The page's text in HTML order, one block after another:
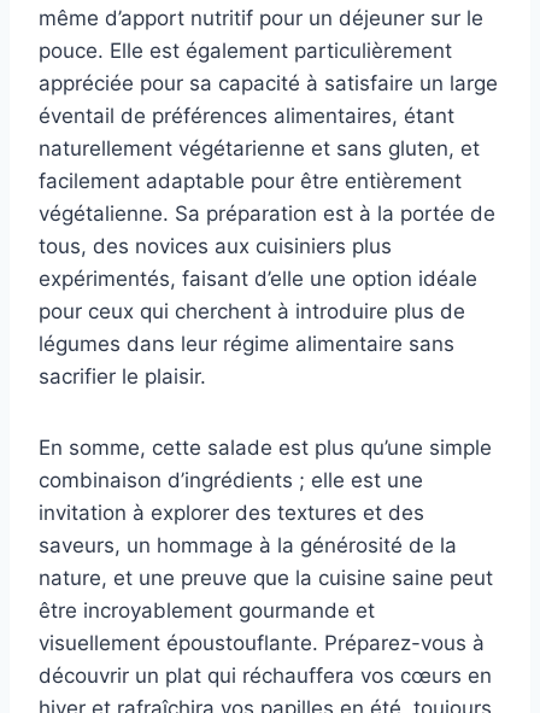
même d’apport nutritif pour un déjeuner sur le
pouce. Elle est également particulièrement
appréciée pour sa capacité à satisfaire un large
éventail de préférences alimentaires, étant
naturellement végétarienne et sans gluten, et
facilement adaptable pour être entièrement
végétalienne. Sa préparation est à la portée de
tous, des novices aux cuisiniers plus
expérimentés, faisant d’elle une option idéale
pour ceux qui cherchent à introduire plus de
légumes dans leur régime alimentaire sans
sacrifier le plaisir.
En somme, cette salade est plus qu’une simple
combinaison d’ingrédients ; elle est une
invitation à explorer des textures et des
saveurs, un hommage à la générosité de la
nature, et une preuve que la cuisine saine peut
être incroyablement gourmande et
visuellement époustouflante. Préparez-vous à
découvrir un plat qui réchauffera vos cœurs en